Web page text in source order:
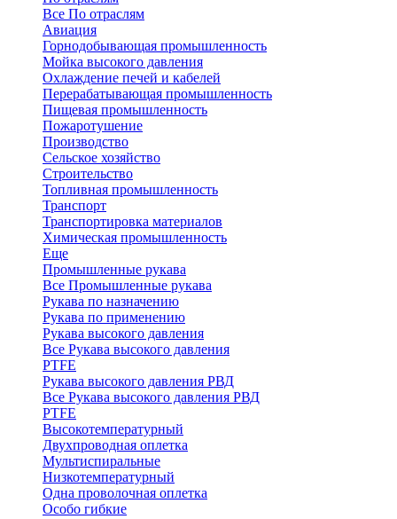
Все По отраслям
Авиация
Горнодобывающая промышленность
Мойка высокого давления
Охлаждение печей и кабелей
Перерабатывающая промышленность
Пищевая промышленность
Пожаротушение
Производство
Сельское хозяйство
Строительство
Топливная промышленность
Транспорт
Транспортировка материалов
Химическая промышленность
Еще
Промышленные рукава
Все Промышленные рукава
Рукава по назначению
Рукава по применению
Рукава высокого давления
Все Рукава высокого давления
PTFE
Рукава высокого давления РВД
Все Рукава высокого давления РВД
PTFE
Высокотемпературный
Двухпроводная оплетка
Мультиспиральные
Низкотемпературный
Одна проволочная оплетка
Особо гибкие